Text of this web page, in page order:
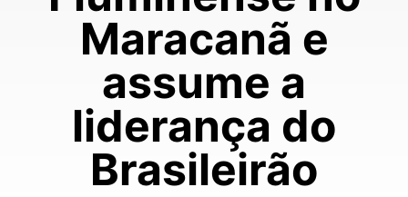
Maracanã e
assume a
liderança do
Brasileirão